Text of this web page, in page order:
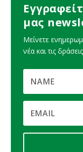
μας
Μείνετε
νέα και τις